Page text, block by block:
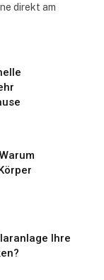
direkt am
Ihre